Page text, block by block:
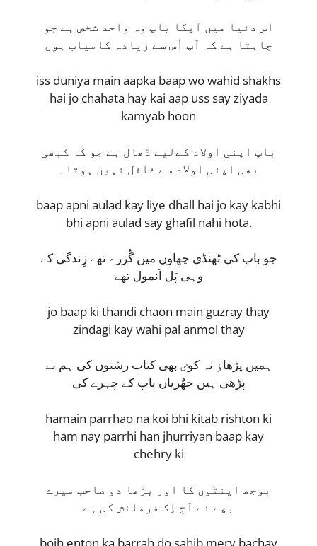
اس دنیا میں آپکا باپ وہ واحد شخص ہے جو
چاہتا ہے کہ آپ اُس سے زیادہ کامیاب ہوں
iss duniya main aapka baap wo wahid shakhs
hai jo chahata hay kai aap uss say ziyada
kamyab hoon
باپ اپنی اولاد کےلیے ڈھال ہے جو کہ کبھی
بھی اپنی اولاد سے غافل نہیں ہوتا۔
baap apni aulad kay liye dhall hai jo kay kabhi
bhi apni aulad say ghafil nahi hota.
جو باپ کی ٹھنڈی چھاوں میں گُزرے تھے زِندگی کے
وہی پَل اَنمول تھے
jo baap ki thandi chaon main guzray thay
zindagi kay wahi pal anmol thay
ہمیں پڑھاٶ نہ کوٸ بھی کتاب رشتوں کی ہم نے
پڑھی ہیں جھٌریاں باپ کے چہرے کی
hamain parrhao na koi bhi kitab rishton ki
ham nay parrhi han jhurriyan baap kay
chehry ki
بوجھ اینٹوں کا اور بڑھا دو صاحب میرے
بچے نے آج اِک فرمائش کی ہے
bojh enton ka barrah do sahib mery bachay